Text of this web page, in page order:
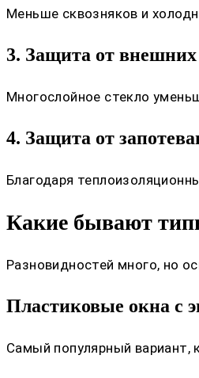
Меньше сквозняков и
3. Защита от
Многослойное стекло
4. Защита от
Благодаря
Какие бывают
Разновидностей много, но
Пластиковые окна с
Самый популярный вариант,